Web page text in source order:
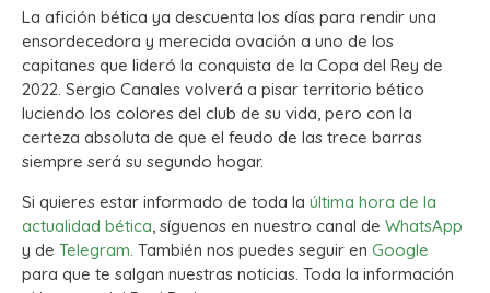
La afición bética ya descuenta los días para rendir una
ensordecedora y merecida ovación a uno de los
capitanes que lideró la conquista de la Copa del Rey de
2022. Sergio Canales volverá a pisar territorio bético
luciendo los colores del club de su vida, pero con la
certeza absoluta de que el feudo de las trece barras
siempre será su segundo hogar.
Si quieres estar informado de toda la última hora de la
actualidad bética, síguenos en nuestro canal de WhatsApp
y de Telegram. También nos puedes seguir en Google
para que te salgan nuestras noticias. Toda la información